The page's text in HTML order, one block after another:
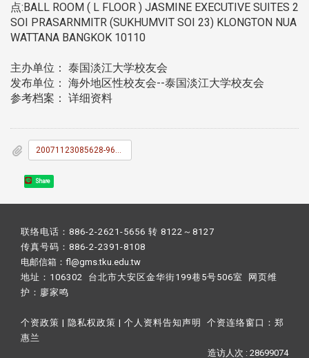
点:BALL ROOM ( L FLOOR ) JASMINE EXECUTIVE SUITES 2
SOI PRASARNMITR (SUKHUMVIT SOI 23) KLONGTON NUA
WATTANA BANGKOK 10110
主办单位： 泰国淡江大学校友会
发布单位： 海外地区性校友会--泰国淡江大学校友会
参考档案： 详细资料
20071123085628-961202_E7_A7_8B_E7_9A_84_E9_A4_90_E5_AE_B4.doc
Share
联络电话：886-2-2621-5656 转 8122～8127
传真号码：886-2-2391-8108
电邮信箱：fl@gms.tku.edu.tw
地址：106302 台北市大安区金华街199巷5号506室 网页维
护： 廖家鸣​
个资政策 | 隐私权政策 | 个人资料告知声明 个资连络窗口： 郑
惠兰
造访人次 : 28699074